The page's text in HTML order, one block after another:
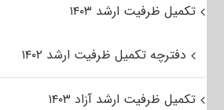
تکمیل ظرفیت ارشد ۱۴۰۳
دفترچه تکمیل ظرفیت ارشد ۱۴۰۲
تکمیل ظرفیت ارشد آزاد ۱۴۰۳